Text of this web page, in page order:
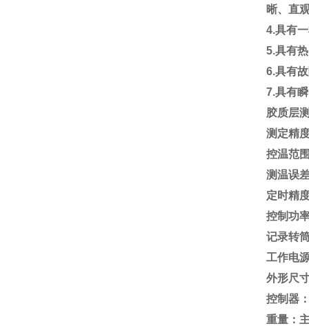
晰、直
4.具有
5.具有
6.具有
7.具有
胶质层
测定精
控温范
测温误
定时精
控制功
记录转
工作电
外形尺
控制器
重量：